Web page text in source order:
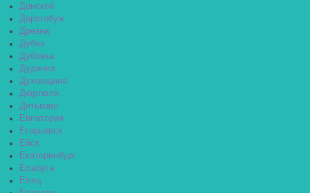
Донской
Дорогобуж
Дрезна
Дубна
Дубовка
Дудинка
Духовщина
Дюртюли
Дятьково
Евпатория
Егорьевск
Ейск
Екатеринбург
Елабуга
Елец